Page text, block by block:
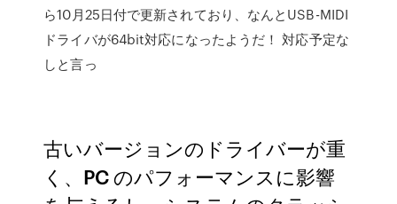
ら10月25日付で更新されており、なんとUSB-MIDI
ドライバが64bit対応になったようだ！ 対応予定な
しと言っ
古いバージョンのドライバーが重
く、PC のパフォーマンスに影響